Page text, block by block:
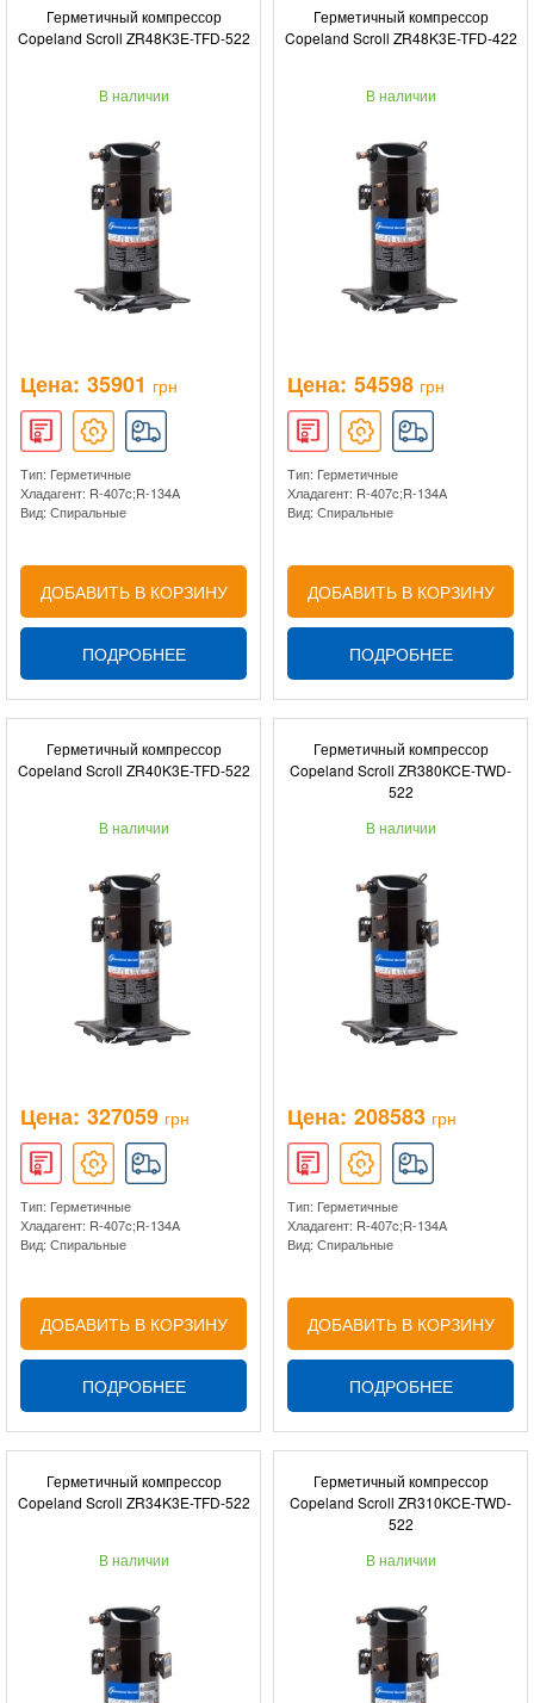
Герметичный компрессор
Copeland Scroll ZR48K3E-TFD-522
В наличии
Цена: 35901 грн
Тип: Герметичные
Хладагент: R-407c;R-134A
Вид: Спиральные
ДОБАВИТЬ В КОРЗИНУ
ПОДРОБНЕЕ
Герметичный компрессор
Copeland Scroll ZR48K3E-TFD-422
В наличии
Цена: 54598 грн
Тип: Герметичные
Хладагент: R-407c;R-134A
Вид: Спиральные
ДОБАВИТЬ В КОРЗИНУ
ПОДРОБНЕЕ
Герметичный компрессор
Copeland Scroll ZR40K3E-TFD-522
В наличии
Цена: 327059 грн
Тип: Герметичные
Хладагент: R-407c;R-134A
Вид: Спиральные
ДОБАВИТЬ В КОРЗИНУ
ПОДРОБНЕЕ
Герметичный компрессор
Copeland Scroll ZR380KCE-TWD-
522
В наличии
Цена: 208583 грн
Тип: Герметичные
Хладагент: R-407c;R-134A
Вид: Спиральные
ДОБАВИТЬ В КОРЗИНУ
ПОДРОБНЕЕ
Герметичный компрессор
Copeland Scroll ZR34K3E-TFD-522
В наличии
Герметичный компрессор
Copeland Scroll ZR310KCE-TWD-
522
В наличии